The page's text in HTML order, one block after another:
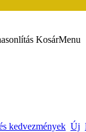
KosárMenu
kedvezmények Új